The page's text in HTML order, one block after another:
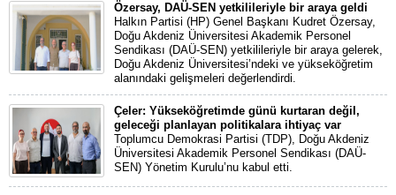
Özersay, DAÜ-SEN yetkilileriyle bir araya geldi
Halkın Partisi (HP) Genel Başkanı Kudret Özersay,
Doğu Akdeniz Üniversitesi Akademik Personel
Sendikası (DAÜ-SEN) yetkilileriyle bir araya gelerek,
Doğu Akdeniz Üniversitesi’ndeki ve yükseköğretim
alanındaki gelişmeleri değerlendirdi.
Çeler: Yükseköğretimde günü kurtaran değil,
geleceği planlayan politikalara ihtiyaç var
Toplumcu Demokrasi Partisi (TDP), Doğu Akdeniz
Üniversitesi Akademik Personel Sendikası (DAÜ-
SEN) Yönetim Kurulu’nu kabul etti.